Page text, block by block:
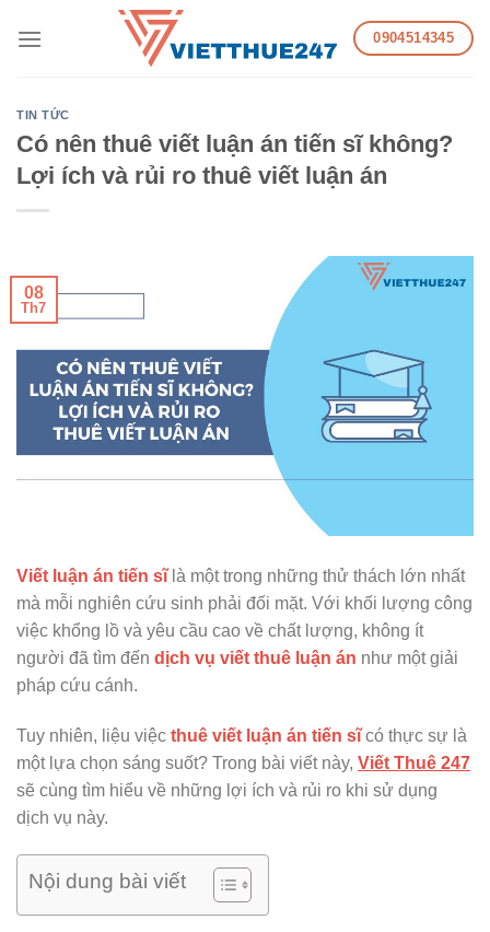
0904514345
TIN TỨC
Có nên thuê viết luận án tiến sĩ không?
Lợi ích và rủi ro thuê viết luận án
08
Th7
Viết luận án tiến sĩlà một trong những thử thách lớn nhất
mà mỗi nghiên cứu sinh phải đối mặt. Với khối lượng công
việc khổng lồ và yêu cầu cao về chất lượng, không ít
người đã tìm đến dịch vụ viết thuê luận án như một giải
pháp cứu cánh.
Tuy nhiên, liệu việc thuê viết luận án tiến sĩcó thực sự là
một lựa chọn sáng suốt? Trong bài viết này, Viết Thuê 247
sẽ cùng tìm hiểu về những lợi ích và rủi ro khi sử dụng
dịch vụ này.
Nội dung bài viết